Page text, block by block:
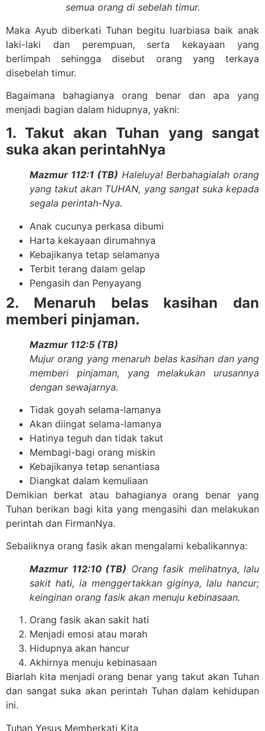
semua orang di sebelah timur.
Maka Ayub diberkati Tuhan begitu luarbiasa baik anak
laki-laki dan perempuan, serta kekayaan yang
berlimpah sehingga disebut orang yang terkaya
disebelah timur.
Bagaimana bahagianya orang benar dan apa yang
menjadi bagian dalam hidupnya, yakni:
1. Takut akan Tuhan yang sangat
suka akan perintahNya
Mazmur 112:1 (TB) Haleluya! Berbahagialah orang
yang takut akan TUHAN, yang sangat suka kepada
segala perintah-Nya.
Anak cucunya perkasa dibumi
Harta kekayaan dirumahnya
Kebajikanya tetap selamanya
Terbit terang dalam gelap
Pengasih dan Penyayang
2. Menaruh belas kasihan dan
memberi pinjaman.
Mazmur 112:5 (TB)
Mujur orang yang menaruh belas kasihan dan yang
memberi pinjaman, yang melakukan urusannya
dengan sewajarnya.
Tidak goyah selama-lamanya
Akan diingat selama-lamanya
Hatinya teguh dan tidak takut
Membagi-bagi orang miskin
Kebajikanya tetap senantiasa
Diangkat dalam kemuliaan
Demikian berkat atau bahagianya orang benar yang
Tuhan berikan bagi kita yang mengasihi dan melakukan
perintah dan FirmanNya.
Sebaliknya orang fasik akan mengalami kebalikannya:
Mazmur 112:10 (TB) Orang fasik melihatnya, lalu
sakit hati, ia menggertakkan giginya, lalu hancur;
keinginan orang fasik akan menuju kebinasaan.
Orang fasik akan sakit hati
Menjadi emosi atau marah
Hidupnya akan hancur
Akhirnya menuju kebinasaan
Biarlah kita menjadi orang benar yang takut akan Tuhan
dan sangat suka akan perintah Tuhan dalam kehidupan
ini.
Tuhan Yesus Memberkati Kita